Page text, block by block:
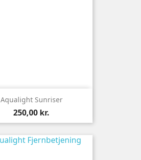
Aqualight Sunriser
Pris
250,00 kr.